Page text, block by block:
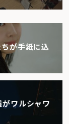
が手紙に込
ワルシャワ